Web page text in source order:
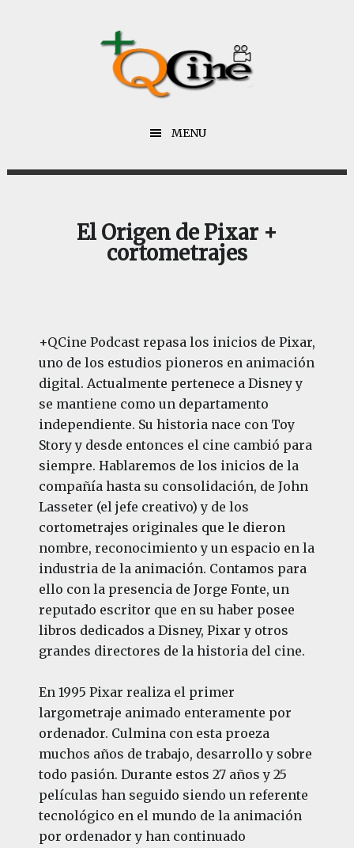
MENU
El Origen de Pixar +
cortometrajes
+QCine Podcast repasa los inicios de Pixar,
uno de los estudios pioneros en animación
digital. Actualmente pertenece a Disney y
se mantiene como un departamento
independiente. Su historia nace con Toy
Story y desde entonces el cine cambió para
siempre. Hablaremos de los inicios de la
compañía hasta su consolidación, de John
Lasseter (el jefe creativo) y de los
cortometrajes originales que le dieron
nombre, reconocimiento y un espacio en la
industria de la animación. Contamos para
ello con la presencia de Jorge Fonte, un
reputado escritor que en su haber posee
libros dedicados a Disney, Pixar y otros
grandes directores de la historia del cine.
En 1995 Pixar realiza el primer
largometraje animado enteramente por
ordenador. Culmina con esta proeza
muchos años de trabajo, desarrollo y sobre
todo pasión. Durante estos 27 años y 25
películas han seguido siendo un referente
tecnológico en el mundo de la animación
por ordenador y han continuado